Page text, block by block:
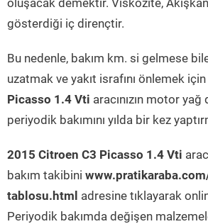
oluşacak demektir. Viskozite,
gösterdiği iç dirençtir.
Bu nedenle, bakım km. si gelmese
uzatmak ve yakıt israfını önlemek için
Picasso 1.4 Vti aracınızın motor
periyodik bakımını yılda bir kez
2015 Citroen C3 Picasso 1.4 Vti
bakım takibini
tablosu.html adresine tıklayarak
Periyodik bakımda değişen